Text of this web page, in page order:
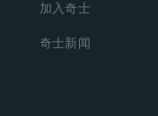
加入奇士
奇士新闻